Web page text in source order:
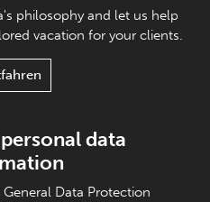
philosophy and let us help
vacation for your clients.
data
Data Protection